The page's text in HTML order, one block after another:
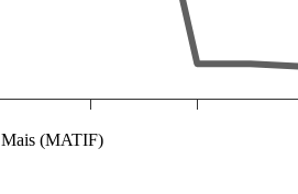
Mais (MATIF)